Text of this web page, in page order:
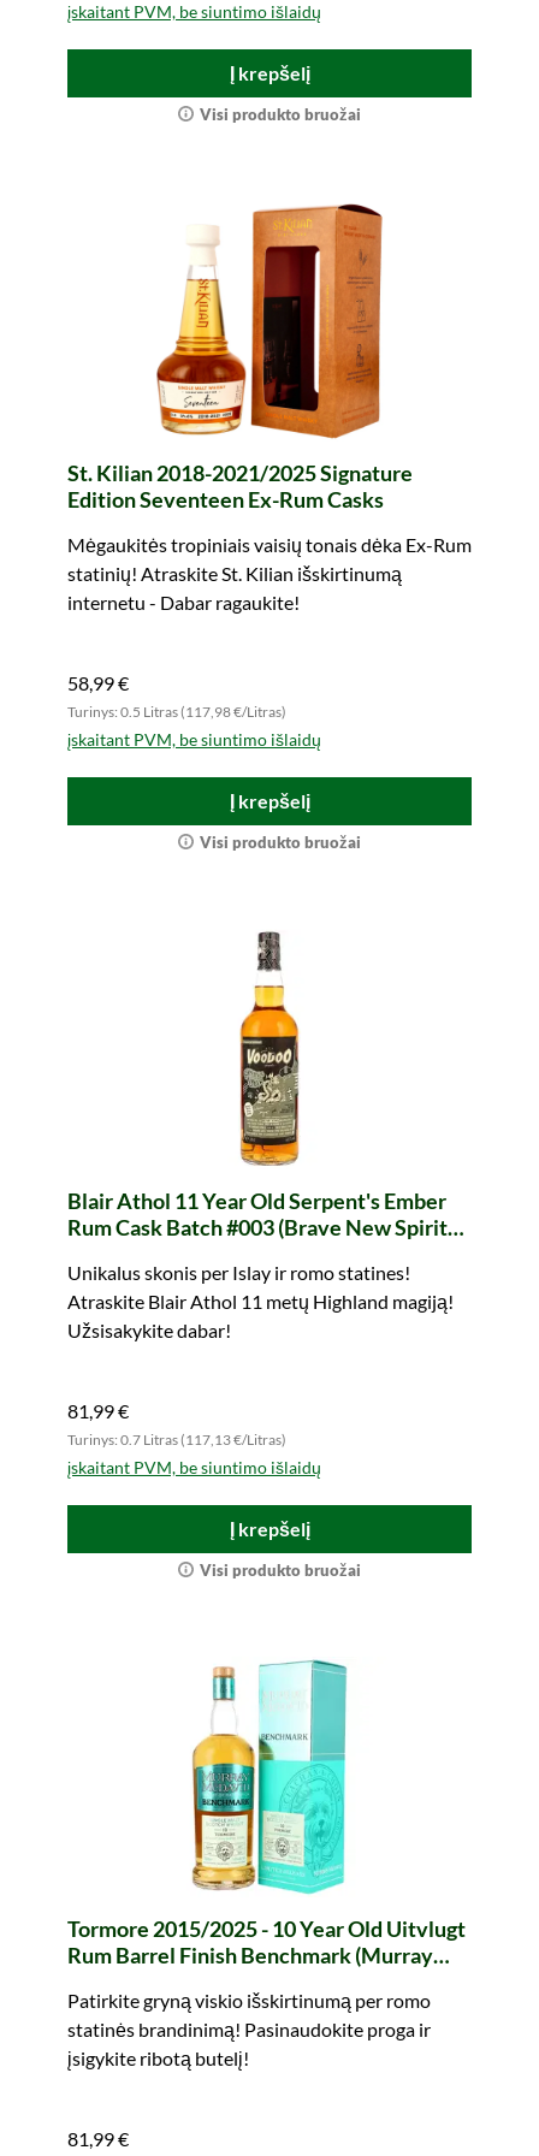
įskaitant PVM, be siuntimo išlaidų
Į krepšelį
Visi produkto bruožai
St. Kilian 2018-2021/2025 Signature
Edition Seventeen Ex-Rum Casks
Mėgaukitės tropiniais vaisių tonais dėka Ex-Rum
statinių! Atraskite St. Kilian išskirtinumą
internetu - Dabar ragaukite!
58,99 €
Turinys: 0.5 Litras (117,98 €/Litras)
įskaitant PVM, be siuntimo išlaidų
Į krepšelį
Visi produkto bruožai
Blair Athol 11 Year Old Serpent's Ember
Rum Cask Batch #003 (Brave New Spirits
Unikalus skonis per Islay ir romo statines!
Atraskite Blair Athol 11 metų Highland magiją!
Užsisakykite dabar!
81,99 €
Turinys: 0.7 Litras (117,13 €/Litras)
įskaitant PVM, be siuntimo išlaidų
Į krepšelį
Visi produkto bruožai
Tormore 2015/2025 - 10 Year Old Uitvlugt
Rum Barrel Finish Benchmark (Murray
Patirkite gryną viskio išskirtinumą per romo
statinės brandinimą! Pasinaudokite proga ir
įsigykite ribotą butelį!
81,99 €